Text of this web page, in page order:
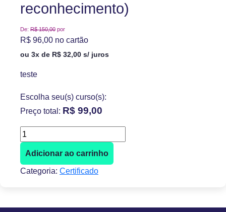
reconhecimento)
De: R$150,00 por
R$ 96,00 no cartão
ou 3x de R$ 32,00 s/ juros
teste
Escolha seu(s) curso(s):
Preço total: R$ 99,00
Certificado
Impresso
(com
reconhecimento)
Adicionar ao carrinho
Categoria: Certificado